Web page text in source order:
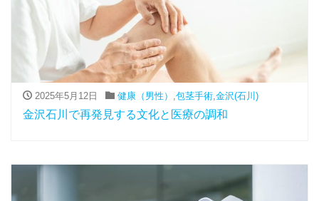
2025年5月12日 健康（男性） 包茎手術, 金沢(石川)
金沢石川で再発見する文化と医療の調和